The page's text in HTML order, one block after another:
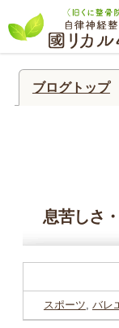
ブログトップ
息苦しさ
スポーツ, バレ